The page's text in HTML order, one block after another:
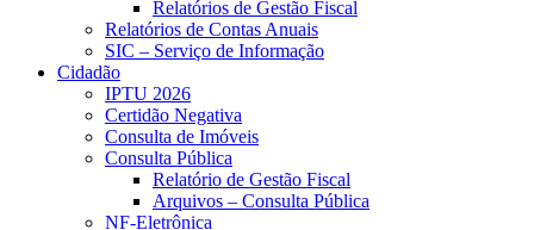
Relatórios de Gestão Fiscal
Relatórios de Contas Anuais
SIC – Serviço de Informação
Cidadão
IPTU 2026
Certidão Negativa
Consulta de Imóveis
Consulta Pública
Relatório de Gestão Fiscal
Arquivos – Consulta Pública
NF-Eletrônica